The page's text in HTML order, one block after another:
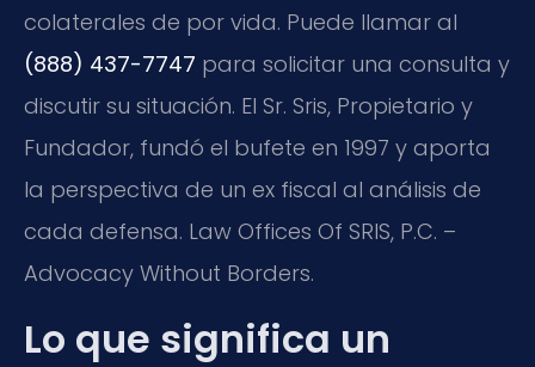
colaterales de por vida. Puede llamar al
(888) 437-7747 para solicitar una consulta y
discutir su situación. El Sr. Sris, Propietario y
Fundador, fundó el bufete en 1997 y aporta
la perspectiva de un ex fiscal al análisis de
cada defensa. Law Offices Of SRIS, P.C. –
Advocacy Without Borders.
Lo que significa un